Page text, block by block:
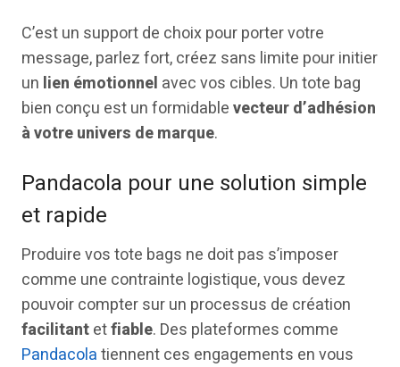
C’est un support de choix pour porter votre
message, parlez fort, créez sans limite pour initier
un lien émotionnel avec vos cibles. Un tote bag
bien conçu est un formidablevecteur d’adhésion
à votre univers de marque.
Pandacola pour une solution simple
et rapide
Produire vos tote bags ne doit pas s’imposer
comme une contrainte logistique, vous devez
pouvoir compter sur un processus de création
facilitantetfiable. Des plateformes comme
Pandacolatiennent ces engagements en vous